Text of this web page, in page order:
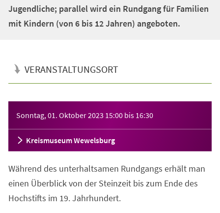
Jugendliche; parallel wird ein Rundgang für Familien
mit Kindern (von 6 bis 12 Jahren) angeboten.
VERANSTALTUNGSORT
Sonntag, 01. Oktober 2023 15:00 bis 16:30
Kreismuseum Wewelsburg
Während des unterhaltsamen Rundgangs erhält man
einen Überblick von der Steinzeit bis zum Ende des
Hochstifts im 19. Jahrhundert.